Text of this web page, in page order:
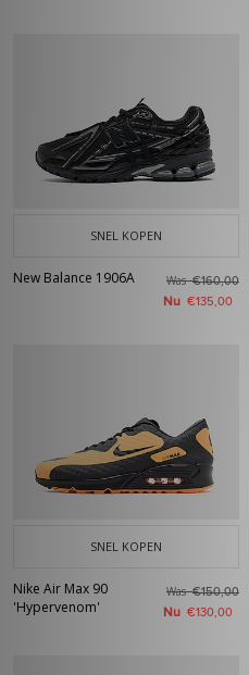
SNEL KOPEN
New Balance 1906A Was€160,00
Nu €135,00
SNEL KOPEN
Nike Air Max 90
'Hypervenom'
Was€150,00
Nu €130,00